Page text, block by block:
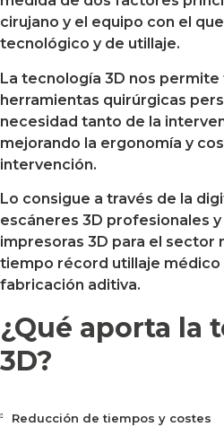
cirujano y el equipo con el
tecnológico y de utillaje.
La tecnología 3D nos
herramientas quirúrgicas
necesidad tanto de la
mejorando la ergonomía y
intervención.
Lo consigue a través de la
escáneres 3D profesionales
impresoras 3D para el sector
tiempo récord utillaje médico
fabricación aditiva.
¿Qué aporta la
3D?
Reducción de tiempos y costes